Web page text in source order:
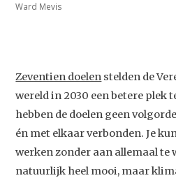
Ward Mevis
Zeventien doelen stelden de
wereld in 2030 een betere plek
hebben de doelen geen
én met elkaar verbonden. Je
werken zonder aan allemaal te
natuurlijk heel mooi, maar